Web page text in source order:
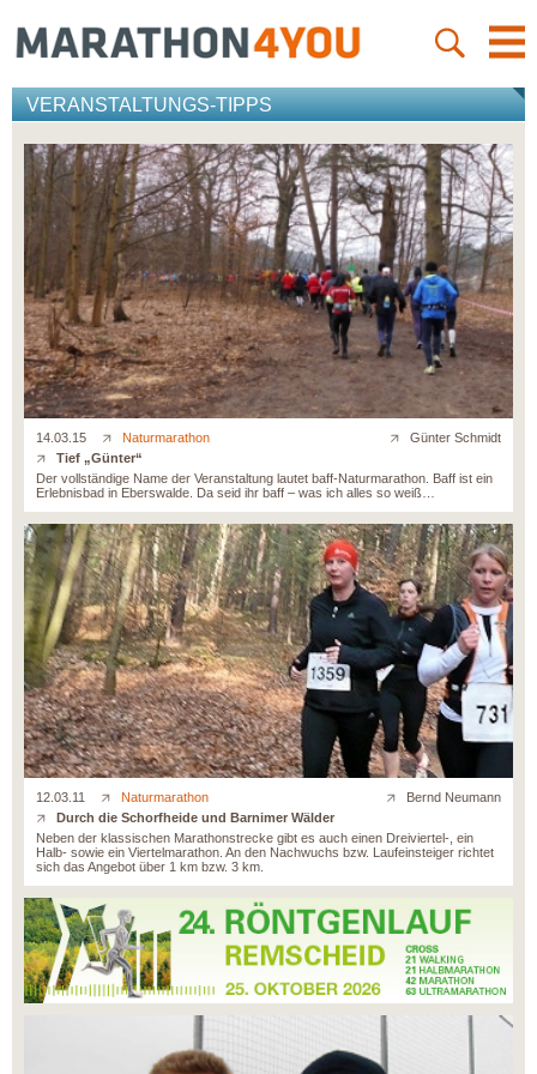
VERANSTALTUNGS-TIPPS
14.03.15 Naturmarathon
Günter Schmidt
Tief „Günter“
Der vollständige Name der Veranstaltung lautet baff-Naturmarathon. Baff ist ein
Erlebnisbad in Eberswalde. Da seid ihr baff – was ich alles so weiß…
12.03.11 Naturmarathon
Bernd Neumann
Durch die Schorfheide und Barnimer Wälder
Neben der klassischen Marathonstrecke gibt es auch einen Dreiviertel-, ein
Halb- sowie ein Viertelmarathon. An den Nachwuchs bzw. Laufeinsteiger richtet
sich das Angebot über 1 km bzw. 3 km.